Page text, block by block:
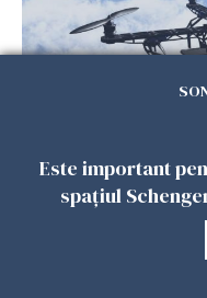
Încă o dronă a
românesc după
aerian al României
Este important
spațiul